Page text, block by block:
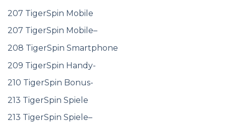
207 TigerSpin Mobile
207 TigerSpin Mobile–
208 TigerSpin Smartphone
209 TigerSpin Handy-
210 TigerSpin Bonus-
213 TigerSpin Spiele
213 TigerSpin Spiele–